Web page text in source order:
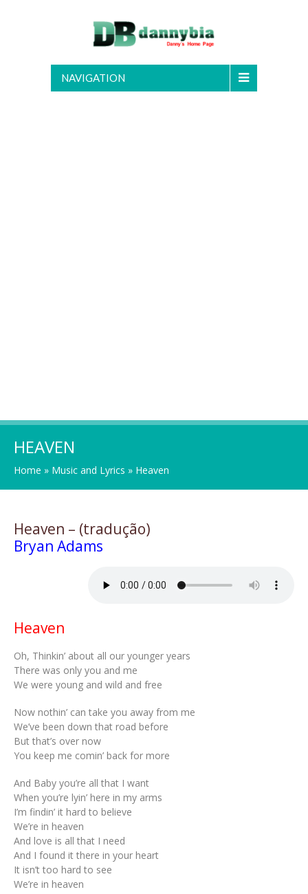
NAVIGATION
HEAVEN
Home » Music and Lyrics » Heaven
Heaven – (tradução)
Bryan Adams
Heaven
Oh, Thinkin’ about all our younger years
There was only you and me
We were young and wild and free
Now nothin’ can take you away from me
We’ve been down that road before
But that’s over now
You keep me comin’ back for more
And Baby you’re all that I want
When you’re lyin’ here in my arms
I’m findin’ it hard to believe
We’re in heaven
And love is all that I need
And I found it there in your heart
It isn’t too hard to see
We’re in heaven